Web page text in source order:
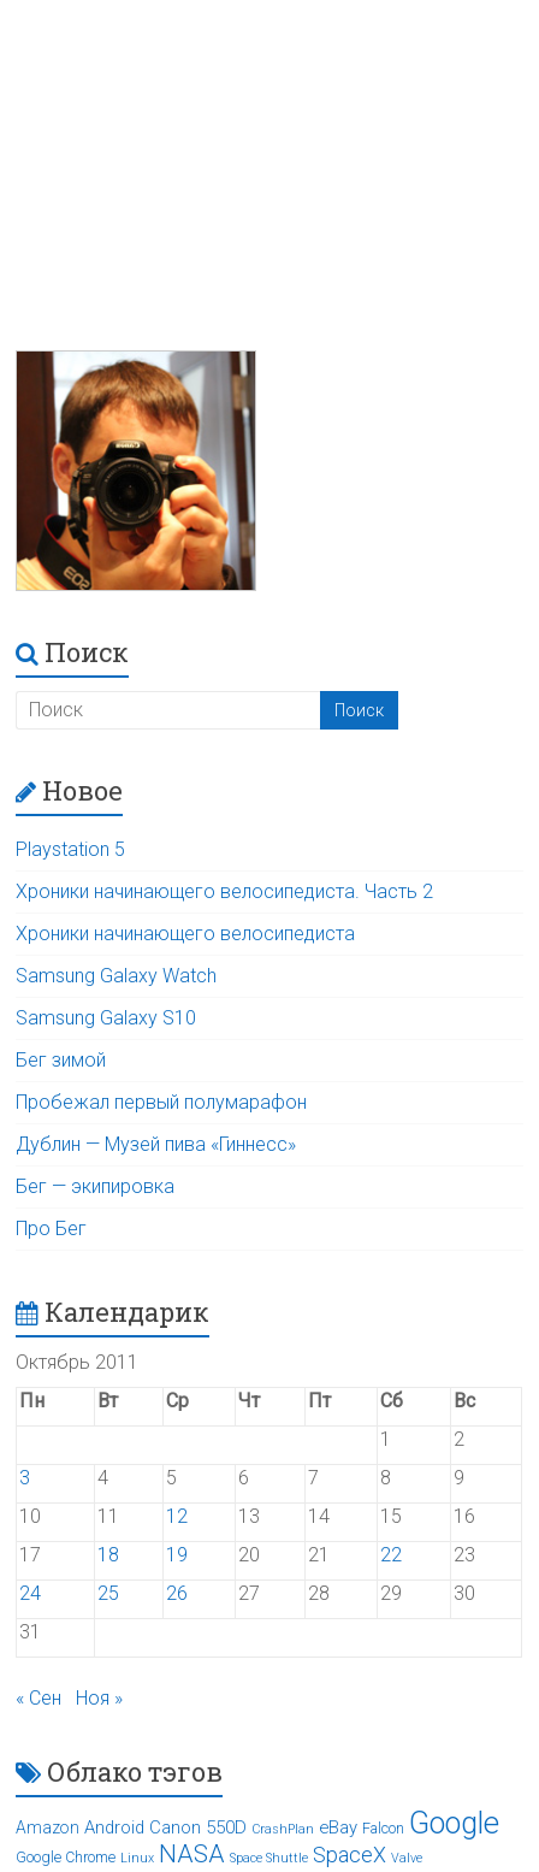
Поиск
Новое
Playstation 5
Хроники начинающего велосипедиста. Часть 2
Хроники начинающего велосипедиста
Samsung Galaxy Watch
Samsung Galaxy S10
Бег зимой
Пробежал первый полумарафон
Дублин — Музей пива «Гиннесс»
Бег — экипировка
Про Бег
Календарик
Октябрь 2011
Пн
Вт Ср Чт Пт Сб
Вс
1
2
3
4 5 6 7 8
9
10
11 12 13 14 15
16
17
18 19 20 21 22
23
24
25 26 27 28 29
30
31
« Сен Ноя »
Облако тэгов
Amazon Android Canon 550D CrashPlan eBay Falcon Google
Google Chrome Linux NASA Space Shuttle SpaceX Valve